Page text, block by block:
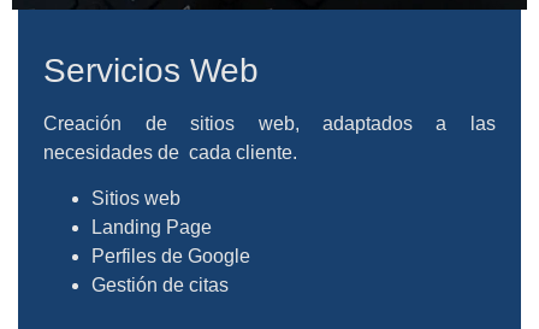
Servicios Web
Creación de sitios web, adaptados a las
necesidades de cada cliente.
Sitios web
Landing Page
Perfiles de Google
Gestión de citas